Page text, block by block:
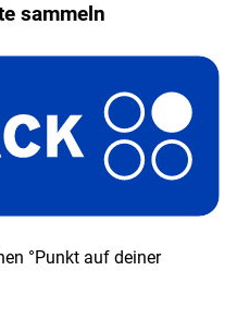
sammeln
°Punkt auf deiner